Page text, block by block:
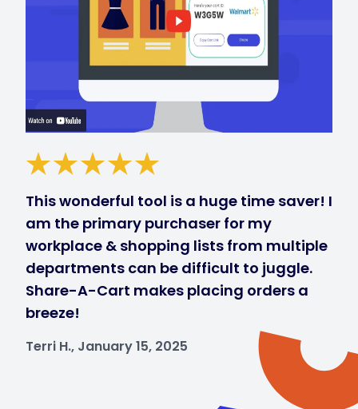
This wonderful tool is a huge time saver! I
am the primary purchaser for my
workplace & shopping lists from multiple
departments can be difficult to juggle.
Share-A-Cart makes placing orders a
breeze!
Terri H., January 15, 2025